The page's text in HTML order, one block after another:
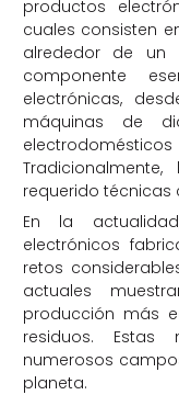
productos
cuales consisten
alrededor de un
componente
electrónicas,
máquinas de
requerido técnicas
En la
electrónicos
retos
actuales
producción más
residuos.
numerosos
planeta.